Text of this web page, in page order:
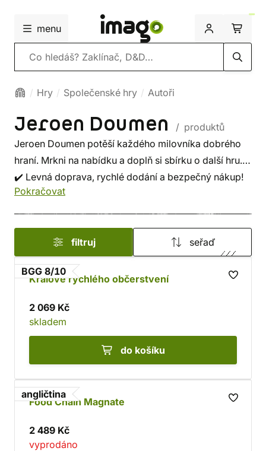
menu
Vyhledávání
Hry Společenské hry Autoři
Jeroen Doumen
/ produktů
Jeroen Doumen potěší každého milovníka dobrého
hraní. Mrkni na nabídku a doplň si sbírku o další hru.
✔️ Levná doprava, rychlé dodání a bezpečný nákup!
Pokračovat
filtruj seřaď
BGG 8/10
Králové rychlého občerstvení
2 069 Kč
skladem
do košíku
angličtina
Food Chain Magnate
2 489 Kč
vyprodáno